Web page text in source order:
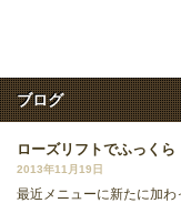
ブログ
ローズリフトでふっくら
2013年11月19日
最近メニューに新たに加